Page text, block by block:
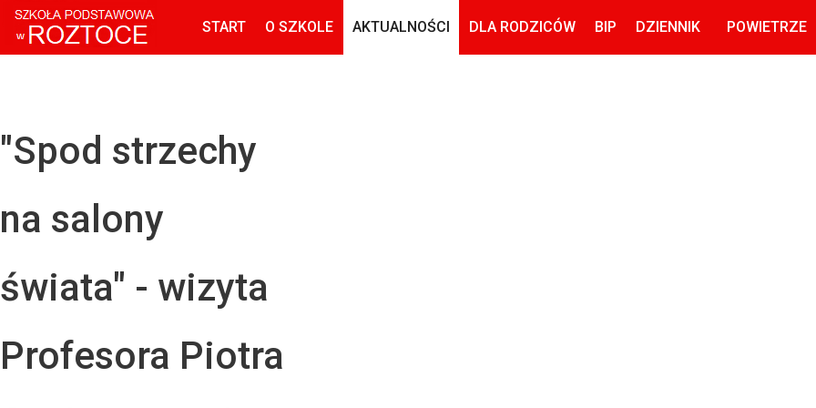
START O SZKOLE AKTUALNOŚCI DLA RODZICÓW BIP DZIENNIK POWIETRZE
"Spod strzechy
na salony
świata" - wizyta
Profesora Piotra